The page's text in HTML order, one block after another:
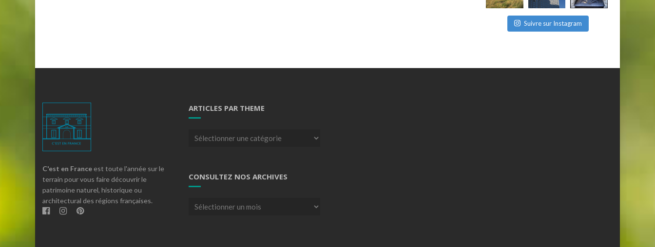
Suivre sur Instagram
C'est en France est toute l'année sur le
terrain pour vous faire découvrir le
patrimoine naturel, historique ou
architectural des régions françaises.
ARTICLES PAR THEME
Articles
CONSULTEZ NOS ARCHIVES
Consultez